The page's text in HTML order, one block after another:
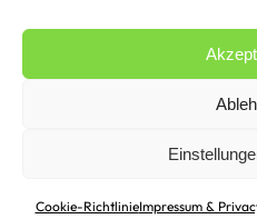
Cookie-RichtlinieImpressum &